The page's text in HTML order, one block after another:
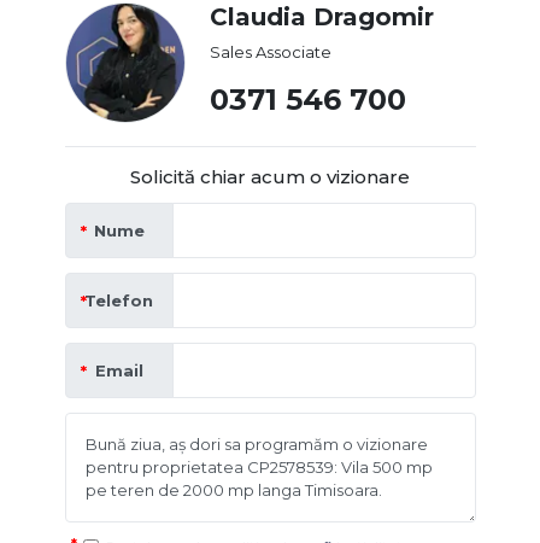
Claudia Dragomir
Sales Associate
0371 546 700
Solicită chiar acum o vizionare
Nume
Telefon
Email